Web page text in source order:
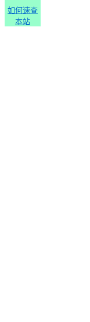
如何速查
本站